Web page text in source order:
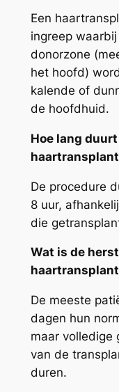
Een
ingreep
donorzone
het hoofd)
kalende of
de hoofdhuid.
Hoe lang
De procedure
8 uur,
die
Wat is de
De meeste
dagen hun
maar volledige
van de
duren.